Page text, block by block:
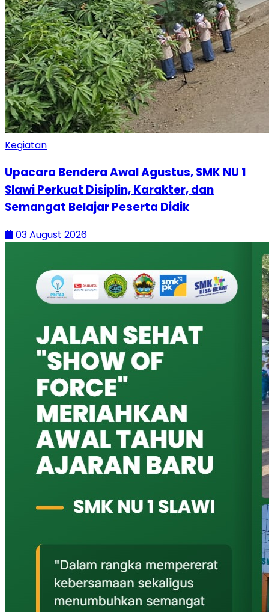
Kegiatan
Upacara Bendera Awal Agustus, SMK NU 1
Slawi Perkuat Disiplin, Karakter, dan
Semangat Belajar Peserta Didik
03 August 2026